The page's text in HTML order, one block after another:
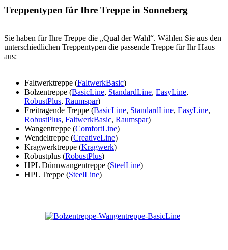
Treppentypen für Ihre Treppe in Sonneberg
Sie haben für Ihre Treppe die „Qual der Wahl“. Wählen Sie aus den
unterschiedlichen Treppentypen die passende Treppe für Ihr Haus
aus:
Faltwerktreppe (FaltwerkBasic)
Bolzentreppe (BasicLine, StandardLine, EasyLine,
RobustPlus, Raumspar)
Freitragende Treppe (BasicLine, StandardLine, EasyLine,
RobustPlus, FaltwerkBasic, Raumspar)
Wangentreppe (ComfortLine)
Wendeltreppe (CreativeLine)
Kragwerktreppe (Kragwerk)
Robustplus (RobustPlus)
HPL Dünnwangentreppe (SteelLine)
HPL Treppe (SteelLine)